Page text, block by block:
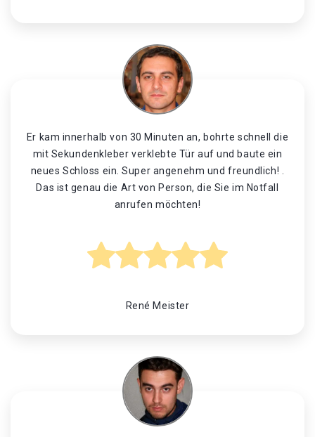
Er kam innerhalb von 30 Minuten an, bohrte schnell die
mit Sekundenkleber verklebte Tür auf und baute ein
neues Schloss ein. Super angenehm und freundlich! .
Das ist genau die Art von Person, die Sie im Notfall
anrufen möchten!
René Meister